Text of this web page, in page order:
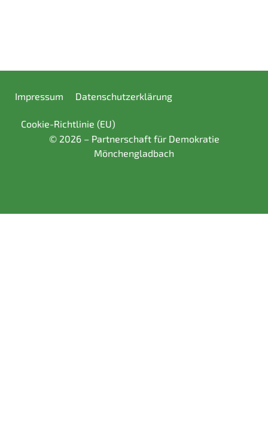
Impressum Datenschutzerklärung
Cookie-Richtlinie (EU)
© 2026 – Partnerschaft für Demokratie
Mönchengladbach